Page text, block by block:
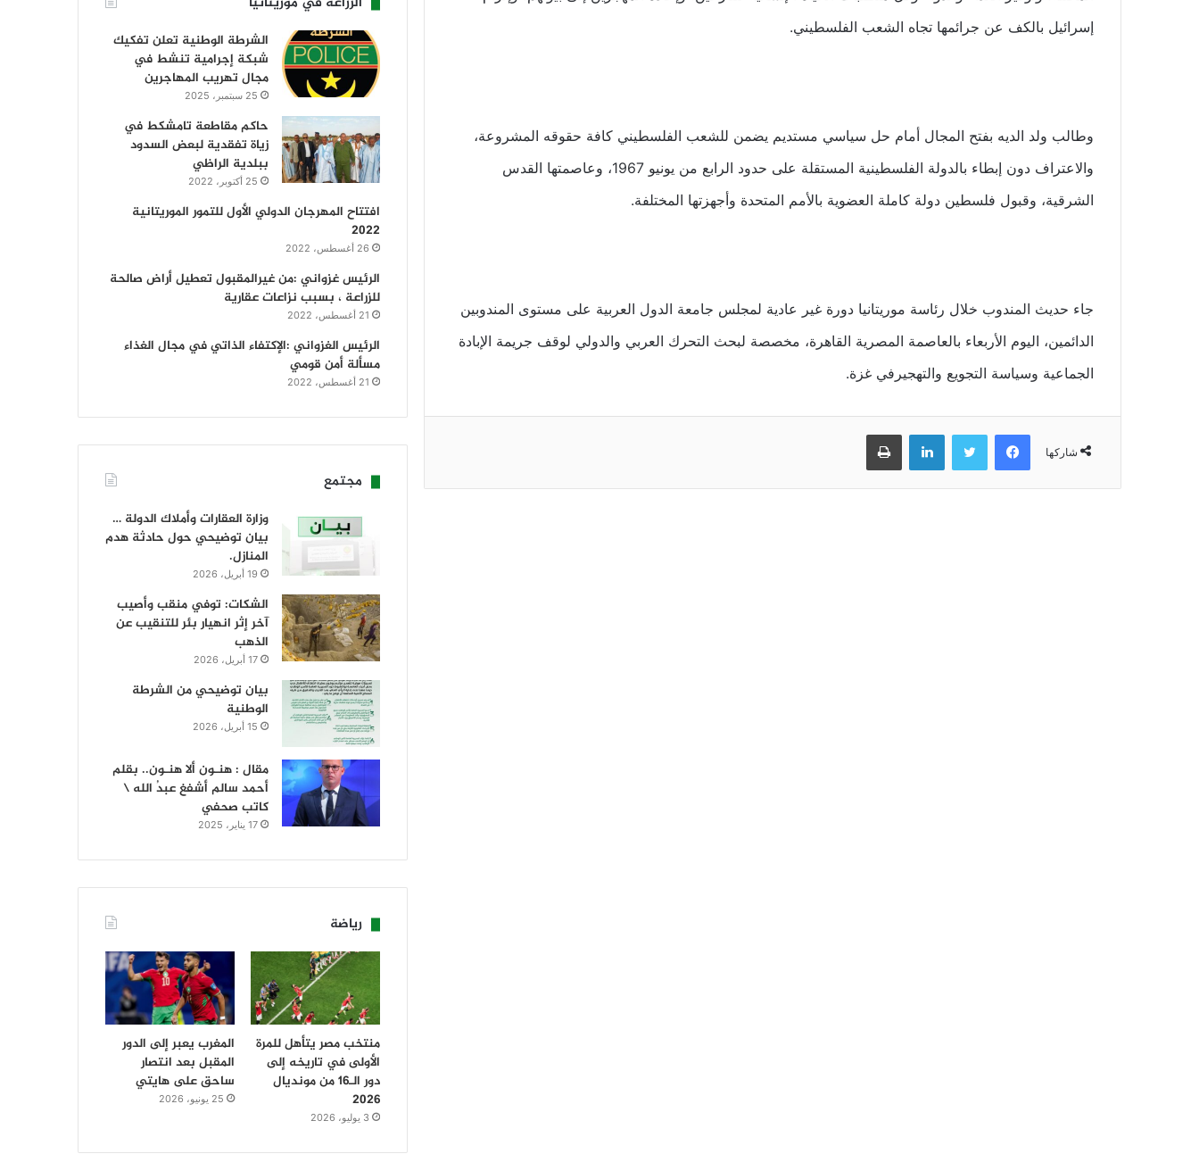
إسرائيل بالكف عن جرائمها تجاه الشعب الفلسطيني.
وطالب ولد الديه بفتح المجال أمام حل سياسي مستديم يضمن للشعب الفلسطيني كافة حقوقه المشروعة،
والاعتراف دون إبطاء بالدولة الفلسطينية المستقلة على حدود الرابع من يونيو 1967، وعاصمتها القدس
الشرقية، وقبول فلسطين دولة كاملة العضوية بالأمم المتحدة وأجهزتها المختلفة.
جاء حديث المندوب خلال رئاسة موريتانيا دورة غير عادية لمجلس جامعة الدول العربية على مستوى المندوبين
الدائمين، اليوم الأربعاء بالعاصمة المصرية القاهرة، مخصصة لبحث التحرك العربي والدولي لوقف جريمة الإبادة
الجماعية وسياسة التجويع والتهجيرفي غزة.
شاركها
فيسبوك تويتر لينكدإن طباعة
الشرطة الوطنية تعلن تفكيك
شبكة إجرامية تنشط في
مجال تهريب المهاجرين
25 سبتمبر، 2025
حاكم مقاطعة تامشكط في
زياة تفقدية لبعض السدود
ببلدية الراظي
25 أكتوبر، 2022
افتتاح المهرجان الدولي الأول للتمور الموريتانية
2022
26 أغسطس، 2022
الرئيس غزواني :من غيرالمقبول تعطيل أراض صالحة
للزراعة ، بسبب نزاعات عقارية
21 أغسطس، 2022
الرئيس الغزواني :الإكتفاء الذاتي في مجال الغذاء
مسألة أمن قومي
21 أغسطس، 2022
مجتمع
وزارة العقارات وأملاك الدولة …
بيان توضيحي حول حادثة هدم
المنازل.
19 أبريل، 2026
الشكات: توفي منقب وأصيب
آخر إثر انهيار بئر للتنقيب عن
الذهب
17 أبريل، 2026
بيان توضيحي من الشرطة
الوطنية
15 أبريل، 2026
مقال : هنـون ألا هنـون.. بقلم
أحمد سالم أشفغ عبدُ الله \
كاتب صحفي
17 يناير، 2025
رياضة
منتخب مصر يتأهل للمرة
الأولى في تاريخه إلى
دور الـ16 من مونديال
2026
3 يوليو، 2026
المغرب يعبر إلى الدور
المقبل بعد انتصار
ساحق على هايتي
25 يونيو، 2026